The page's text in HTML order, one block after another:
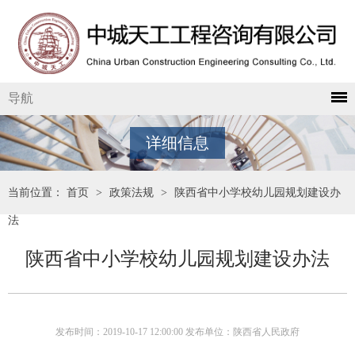
导航
详细信息
当前位置： 首页 > 政策法规 > 陕西省中小学校幼儿园规划建设办
法
陕西省中小学校幼儿园规划建设办法
发布时间：2019-10-17 12:00:00 发布单位：陕西省人民政府